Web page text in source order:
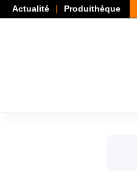
Actualité Produithèque